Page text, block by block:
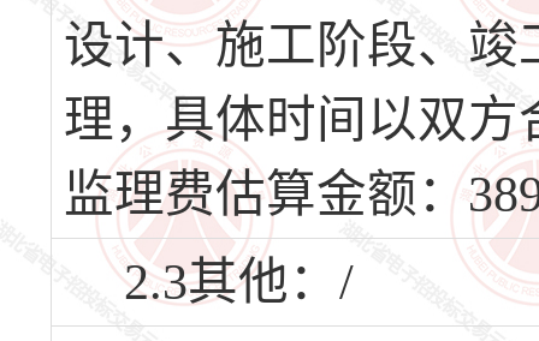
设计、施工阶段、
理，具体时间以双
监理费估算金额：
2.3其他：/